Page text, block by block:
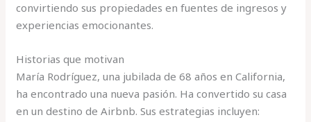
convirtiendo sus propiedades en fuentes de ingresos y
experiencias emocionantes.
Historias que motivan
María Rodríguez, una jubilada de 68 años en California,
ha encontrado una nueva pasión. Ha convertido su casa
en un destino de Airbnb. Sus estrategias incluyen: